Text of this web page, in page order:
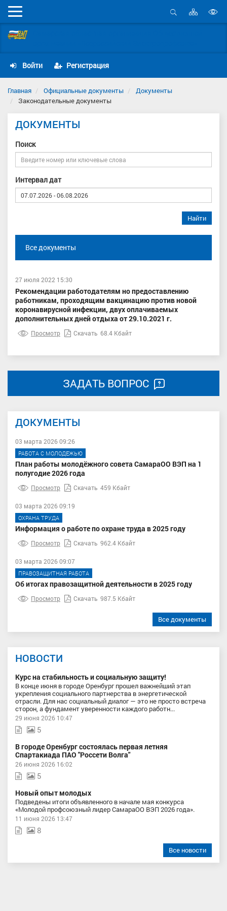
Мобильное
меню
Открыть
Карта
сайта
Войти Регистрация
Главная Официальные документы
Документы
Законодательные документы
ДОКУМЕНТЫ
Поиск
Интервал дат
Найти
Все документы
27 июля 2022 15:30
Рекомендации работодателям но предоставлению
работникам, проходящим вакцинацию против новой
коронавирусной инфекции, двух оплачиваемых
дополнительных дней отдыха от 29.10.2021 г.
Просмотр Скачать 68.4 Кбайт
ЗАДАТЬ ВОПРОС
ДОКУМЕНТЫ
03 марта 2026 09:26
РАБОТА С МОЛОДЕЖЬЮ
План работы молодёжного совета СамараОО ВЭП на 1
полугодие 2026 года
Просмотр Скачать 459 Кбайт
03 марта 2026 09:19
ОХРАНА ТРУДА
Информация о работе по охране труда в 2025 году
Просмотр Скачать 962.4 Кбайт
03 марта 2026 09:07
ПРАВОЗАЩИТНАЯ РАБОТА
Об итогах правозащитной деятельности в 2025 году
Просмотр Скачать 987.5 Кбайт
Все документы
НОВОСТИ
Курс на стабильность и социальную защиту!
В конце июня в городе Оренбург прошел важнейший этап
укрепления социального партнерства в энергетической
отрасли. Для нас социальный диалог — это не просто встреча
сторон, а фундамент уверенности каждого работн...
29 июня 2026 10:47
5
В городе Оренбург состоялась первая летняя
Спартакиада ПАО "Россети Волга"
26 июня 2026 16:02
5
Новый опыт молодых
Подведены итоги объявленного в начале мая конкурса
«Молодой профсоюзный лидер СамараОО ВЭП 2026 года».
11 июня 2026 13:47
8
Все новости